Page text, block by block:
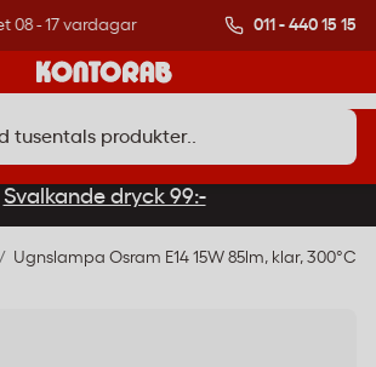
08 - 17 vardagar Över 500 000
011 - 440 15 15
Svalkande dryck 99:-
Ugnslampa Osram E14 15W 85lm, klar, 300°C